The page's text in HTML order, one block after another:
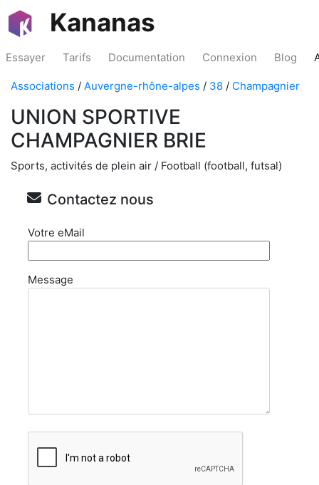
Kananas
Essayer Tarifs Documentation Connexion Blog
Associations / Auvergne-rhône-alpes / 38 / Champagnier
UNION SPORTIVE
CHAMPAGNIER BRIE
Sports, activités de plein air / Football (football, futsal)
Contactez nous
Votre eMail
Message